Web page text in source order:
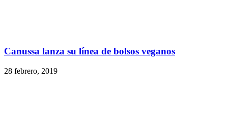
Canussa lanza su línea de bolsos veganos
28 febrero, 2019